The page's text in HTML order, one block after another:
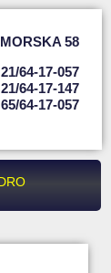
58
64-17-057
64-17-147
64-17-057